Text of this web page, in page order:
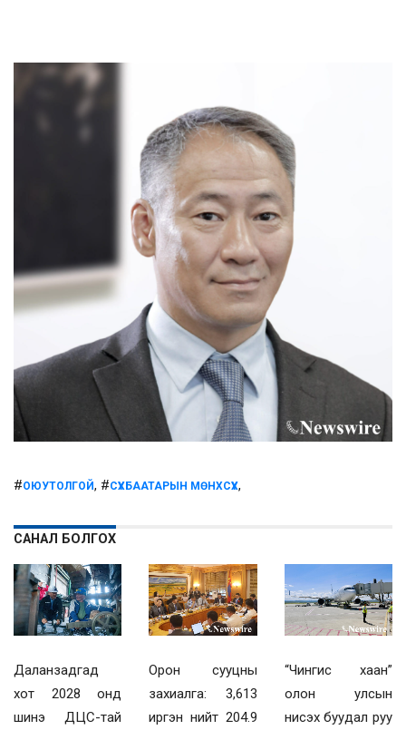
#ОЮУТОЛГОЙ, #СҮХБААТАРЫН МӨНХСҮХ,
САНАЛ БОЛГОХ
Даланзадгад
хот 2028 онд
шинэ ДЦС-тай
Орон сууцны
захиалга: 3,613
иргэн нийт 204.9
“Чингис хаан”
олон улсын
нисэх буудал руу